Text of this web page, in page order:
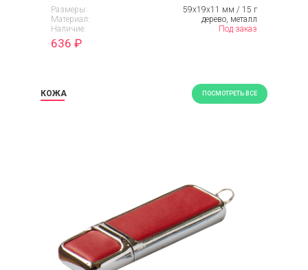
Размеры:
59х19х11 мм / 15 г
Материал:
дерево, металл
Наличие:
Под заказ
636 ₽
КОЖА ПОСМОТРЕТЬ ВСЕ